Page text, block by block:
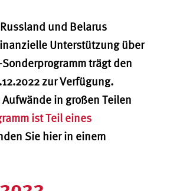
und Belarus
Unterstützung über
trägt den
zur Verfügung.
in großen Teilen
ist Teil eines
Sie hier in einem